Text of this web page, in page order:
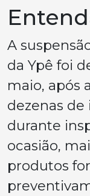
A
da Ypê foi
maio, após
dezenas
durante
ocasião,
produtos